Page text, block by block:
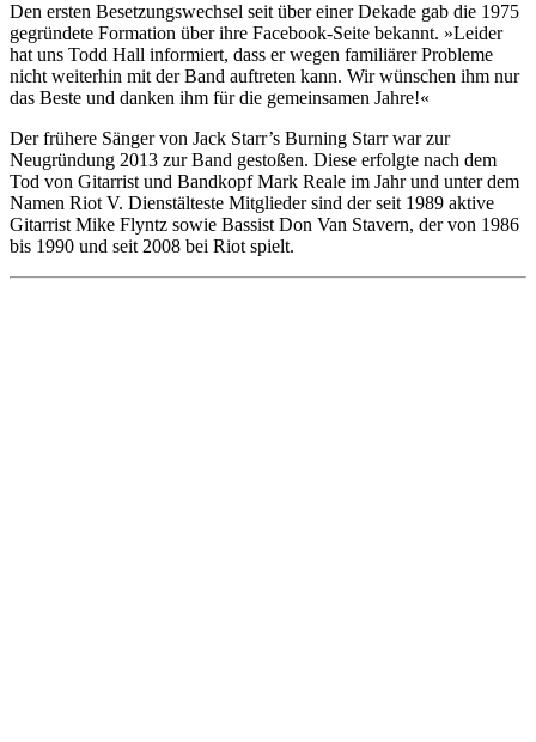
Den ersten Besetzungswechsel seit über einer Dekade gab die 1975
gegründete Formation über ihre Facebook-Seite bekannt. »Leider
hat uns Todd Hall informiert, dass er wegen familiärer Probleme
nicht weiterhin mit der Band auftreten kann. Wir wünschen ihm nur
das Beste und danken ihm für die gemeinsamen Jahre!«
Der frühere Sänger von Jack Starr’s Burning Starr war zur
Neugründung 2013 zur Band gestoßen. Diese erfolgte nach dem
Tod von Gitarrist und Bandkopf Mark Reale im Jahr und unter dem
Namen Riot V. Dienstälteste Mitglieder sind der seit 1989 aktive
Gitarrist Mike Flyntz sowie Bassist Don Van Stavern, der von 1986
bis 1990 und seit 2008 bei Riot spielt.